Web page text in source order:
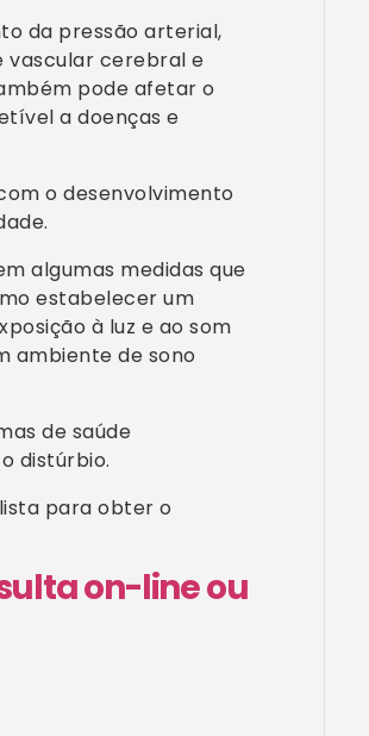
da pressão arterial,
vascular cerebral e
pode afetar o
a doenças e
o desenvolvimento
algumas medidas que
estabelecer um
à luz e ao som
ambiente de sono
de saúde
distúrbio.
para obter o
on-line ou